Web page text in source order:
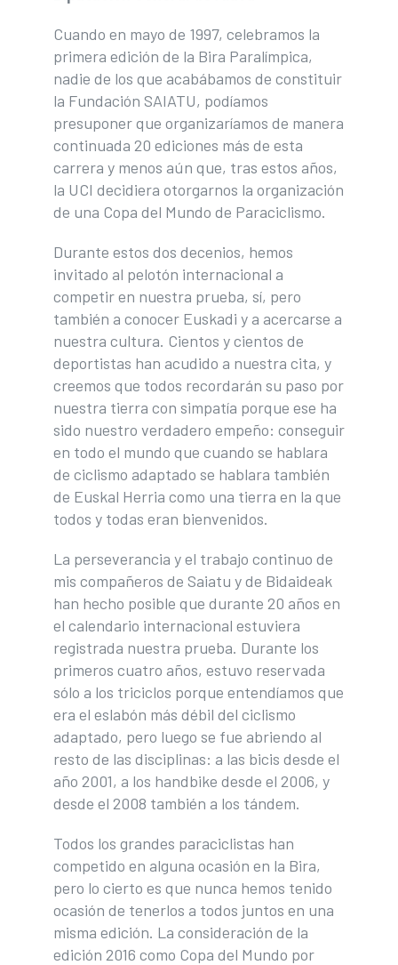
Cuando en mayo de 1997, celebramos la
primera edición de la Bira Paralímpica,
nadie de los que acabábamos de constituir
la Fundación SAIATU, podíamos
presuponer que organizaríamos de manera
continuada 20 ediciones más de esta
carrera y menos aún que, tras estos años,
la UCI decidiera otorgarnos la organización
de una Copa del Mundo de Paraciclismo.
Durante estos dos decenios, hemos
invitado al pelotón internacional a
competir en nuestra prueba, sí, pero
también a conocer Euskadi y a acercarse a
nuestra cultura. Cientos y cientos de
deportistas han acudido a nuestra cita, y
creemos que todos recordarán su paso por
nuestra tierra con simpatía porque ese ha
sido nuestro verdadero empeño: conseguir
en todo el mundo que cuando se hablara
de ciclismo adaptado se hablara también
de Euskal Herria como una tierra en la que
todos y todas eran bienvenidos.
La perseverancia y el trabajo continuo de
mis compañeros de Saiatu y de Bidaideak
han hecho posible que durante 20 años en
el calendario internacional estuviera
registrada nuestra prueba. Durante los
primeros cuatro años, estuvo reservada
sólo a los triciclos porque entendíamos que
era el eslabón más débil del ciclismo
adaptado, pero luego se fue abriendo al
resto de las disciplinas: a las bicis desde el
año 2001, a los handbike desde el 2006, y
desde el 2008 también a los tándem.
Todos los grandes paraciclistas han
competido en alguna ocasión en la Bira,
pero lo cierto es que nunca hemos tenido
ocasión de tenerlos a todos juntos en una
misma edición. La consideración de la
edición 2016 como Copa del Mundo por